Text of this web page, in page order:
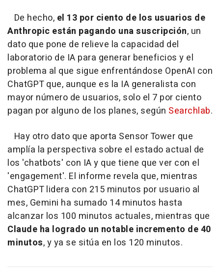
De hecho, el 13 por ciento de los usuarios de
Anthropic están pagando una suscripción, un
dato que pone de relieve la capacidad del
laboratorio de IA para generar beneficios y el
problema al que sigue enfrentándose OpenAI con
ChatGPT que, aunque es la IA generalista con
mayor número de usuarios, solo el 7 por ciento
pagan por alguno de los planes, según Searchlab.
Hay otro dato que aporta Sensor Tower que
amplía la perspectiva sobre el estado actual de
los 'chatbots' con IA y que tiene que ver con el
'engagement'. El informe revela que, mientras
ChatGPT lidera con 215 minutos por usuario al
mes, Gemini ha sumado 14 minutos hasta
alcanzar los 100 minutos actuales, mientras que
Claude ha logrado un notable incremento de 40
minutos, y ya se sitúa en los 120 minutos.